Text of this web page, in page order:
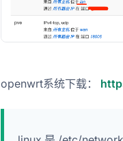
openwrt系统下载：